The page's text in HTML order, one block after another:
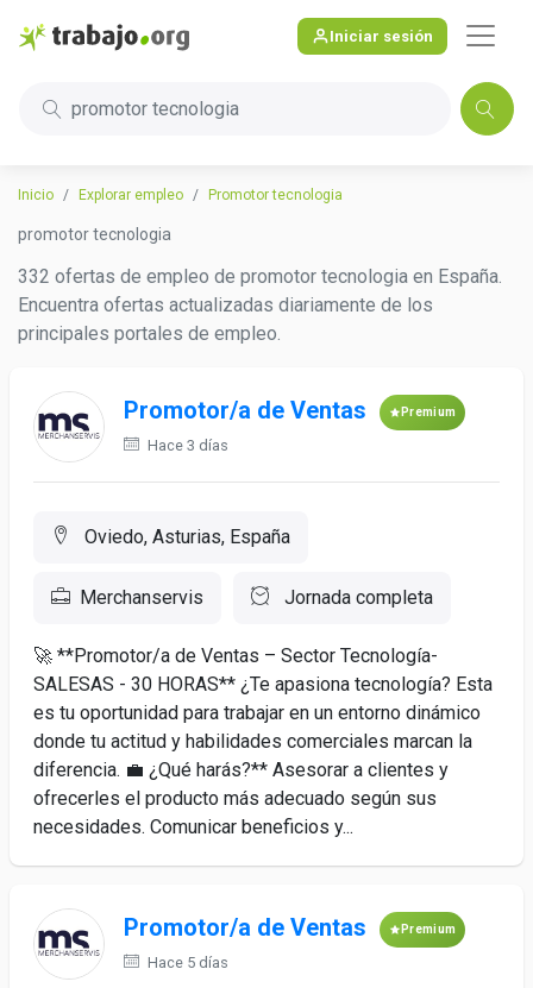
Iniciar sesión
promotor tecnologia
Inicio Explorar empleo Promotor tecnologia
promotor tecnologia
332 ofertas de empleo de promotor tecnologia en España.
Encuentra ofertas actualizadas diariamente de los
principales portales de empleo.
Promotor/a de Ventas Premium
Hace 3 días
Oviedo, Asturias, España
Merchanservis Jornada completa
🚀 **Promotor/a de Ventas – Sector Tecnología-
SALESAS - 30 HORAS** ¿Te apasiona tecnología? Esta
es tu oportunidad para trabajar en un entorno dinámico
donde tu actitud y habilidades comerciales marcan la
diferencia. 💼 ¿Qué harás?** Asesorar a clientes y
ofrecerles el producto más adecuado según sus
necesidades. Comunicar beneficios y...
Promotor/a de Ventas Premium
Hace 5 días